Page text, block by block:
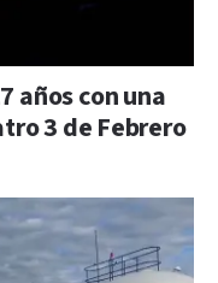
años con una
3 de Febrero